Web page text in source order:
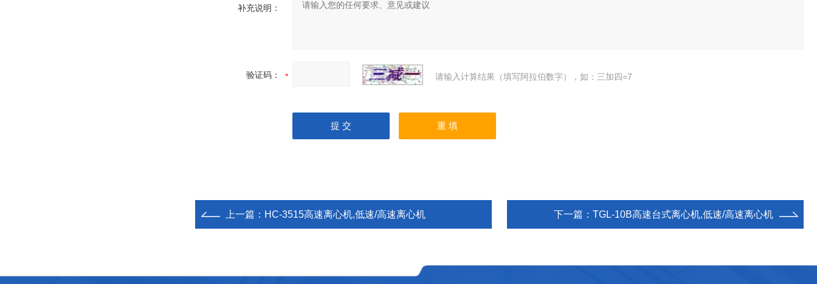
补充说明：
验证码： 请输入计算结果（填写阿拉伯数字），如：三加四=7
上一篇： HC-3515高速离心机,低速/高速离心机 下一篇： TGL-10B高速台式离心机,低速/高速离心机